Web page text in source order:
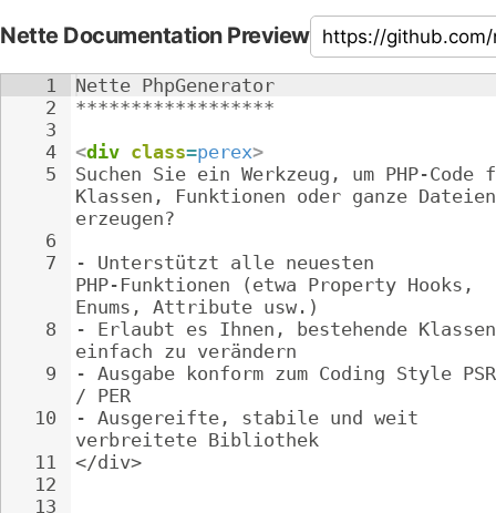
Nette Documentation Preview
1
2
3
4
5
6
7
8
9
10
11
12
13
Nette PhpGenerator
******************
<div class=perex>
Suchen Sie ein Werkzeug, um PHP-
Klassen, Funktionen oder ganze
erzeugen?
- Unterstützt alle neuesten
PHP-Funktionen (etwa Property Hooks,
Enums, Attribute usw.)
- Erlaubt es Ihnen, bestehende
einfach zu verändern
- Ausgabe konform zum Coding Style
/ PER
- Ausgereifte, stabile und weit
verbreitete Bibliothek
</div>